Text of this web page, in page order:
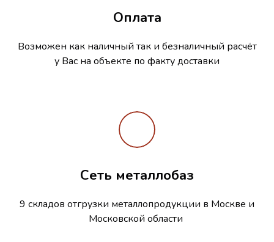
Оплата
Возможен как наличный так и безналичный расчёт
у Вас на объекте по факту доставки
Сеть металлобаз
9 складов отгрузки металлопродукции в Москве и
Московской области